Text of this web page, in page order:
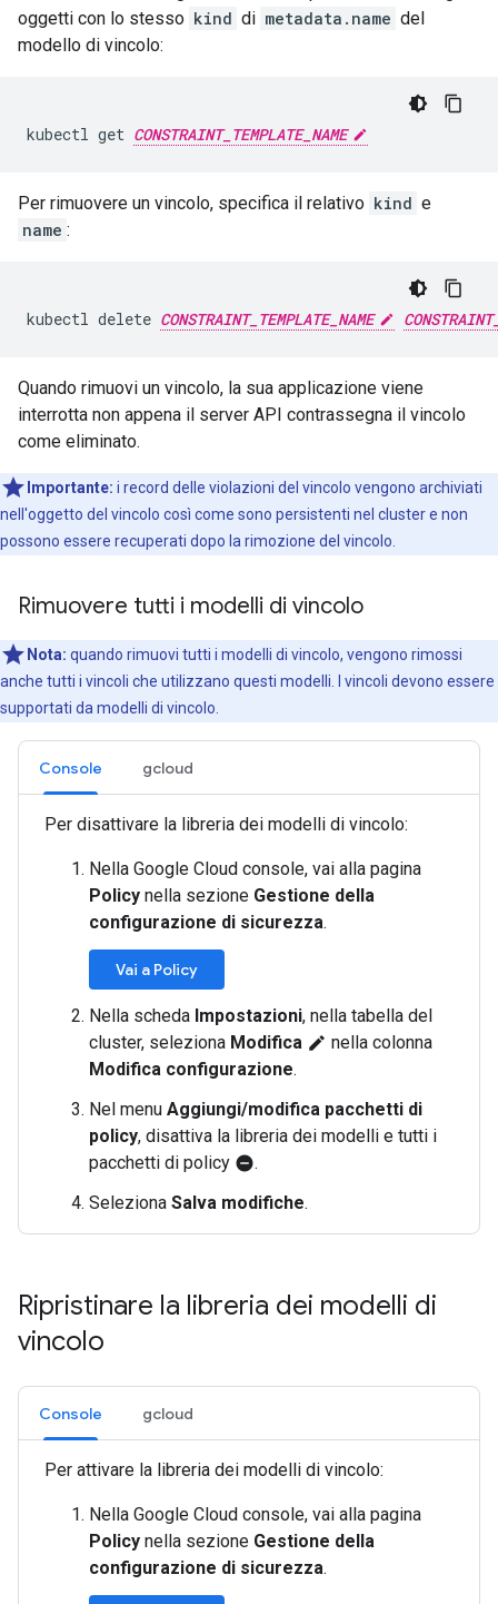
oggetti con lo stesso kind di metadata.name del
modello di vincolo:
kubectl get CONSTRAINT_TEMPLATE_NAME
Per rimuovere un vincolo, specifica il relativo kind e
name :
kubectl delete CONSTRAINT_TEMPLATE_NAME
Quando rimuovi un vincolo, la sua applicazione viene
interrotta non appena il server API contrassegna il vincolo
come eliminato.
Importante: i record delle violazioni del vincolo vengono archiviati
nell'oggetto del vincolo così come sono persistenti nel cluster e non
possono essere recuperati dopo la rimozione del vincolo.
Rimuovere tutti i modelli di vincolo
Nota: quando rimuovi tutti i modelli di vincolo, vengono rimossi
anche tutti i vincoli che utilizzano questi modelli. I vincoli devono essere
supportati da modelli di vincolo.
Console gcloud
Per disattivare la libreria dei modelli di vincolo:
Nella Google Cloud console, vai alla pagina
Policy nella sezione Gestione della
configurazione di sicurezza.
Vai a Policy
Nella scheda Impostazioni, nella tabella del
cluster, seleziona Modifica edit nella colonna
Modifica configurazione.
Nel menu Aggiungi/modifica pacchetti di
policy, disattiva la libreria dei modelli e tutti i
pacchetti di policy do_not_disturb_on.
Seleziona Salva modifiche.
Ripristinare la libreria dei modelli di
vincolo
Console gcloud
Per attivare la libreria dei modelli di vincolo:
Nella Google Cloud console, vai alla pagina
Policy nella sezione Gestione della
configurazione di sicurezza.